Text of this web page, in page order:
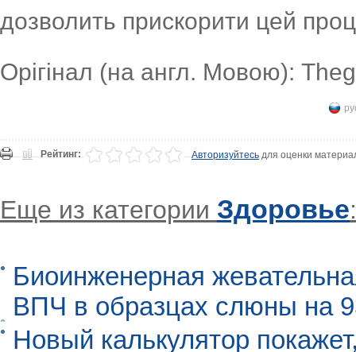
дозволить прискорити цей
Орігінал (на англ. Мовою):
Рейтинг: Авторизуйтесьдля оценки
Еще из категории Здоровье:
Биоинженерная
ВПЧ в образцах слюны на
Новый калькулятор